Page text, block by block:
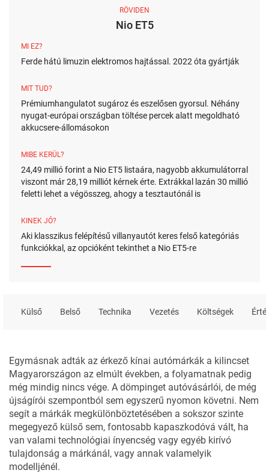
RÖVIDEN
Nio ET5
MI EZ?
Ferde hátú limuzin elektromos hajtással. 2022 óta gyártják
MIT TUD?
Prémiumhangulatot sugároz és eszelősen gyorsul. Néhány
nyugat-európai országban töltése percek alatt megoldható
akkucsere-állomásokon
MIBE KERÜL?
24,49 millió forint a Nio ET5 listaára, nagyobb akkumulátorral
viszont már 28,19 milliót kérnek érte. Extrákkal lazán 30 millió
feletti lehet a végösszeg, ahogy a tesztautónál is
KINEK JÓ?
Aki klasszikus felépítésű villanyautót keres felső kategóriás
funkciókkal, az opcióként tekinthet a Nio ET5-re
Külső Belső Technika Vezetés Költségek
Egymásnak adták az érkező kínai autómárkák a kilincset
Magyarországon az elmúlt években, a folyamatnak pedig
még mindig nincs vége. A dömpinget autóvásárlói, de még
újságírói szempontból sem egyszerű nyomon követni. Nem
segít a márkák megkülönböztetésében a sokszor szinte
megegyező külső sem, fontosabb kapaszkodóvá vált, ha
van valami technológiai ínyencség vagy egyéb kirívó
tulajdonság a márkánál, vagy annak valamelyik
modelljénél.